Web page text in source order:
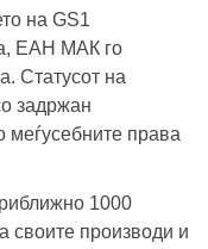
на GS1
ЕАН МАК го
Статусот на
задржан
меѓусебните права
1000
своите производи и